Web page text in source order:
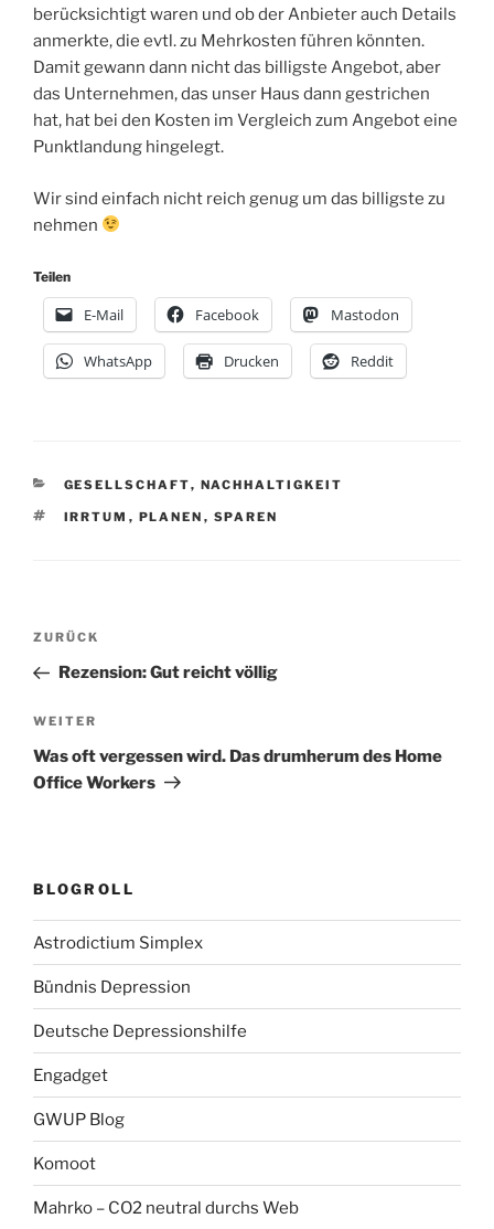
berücksichtigt waren und ob der Anbieter auch Details
anmerkte, die evtl. zu Mehrkosten führen könnten.
Damit gewann dann nicht das billigste Angebot, aber
das Unternehmen, das unser Haus dann gestrichen
hat, hat bei den Kosten im Vergleich zum Angebot eine
Punktlandung hingelegt.
Wir sind einfach nicht reich genug um das billigste zu
nehmen
Teilen
E-Mail Facebook Mastodon
WhatsApp Drucken Reddit
KATEGORIEN
GESELLSCHAFT, NACHHALTIGKEIT
SCHLAGWÖRTER
IRRTUM , PLANEN , SPAREN
Beitragsnavigation
Vorheriger
Beitrag
ZURÜCK
Rezension: Gut reicht völlig
Nächster
Beitrag
WEITER
Was oft vergessen wird. Das drumherum des Home
Office Workers
BLOGROLL
Astrodictium Simplex
Bündnis Depression
Deutsche Depressionshilfe
Engadget
GWUP Blog
Komoot
Mahrko – CO2 neutral durchs Web